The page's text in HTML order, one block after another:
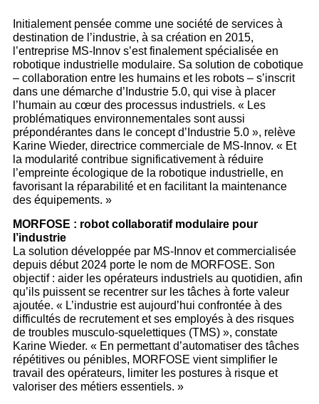
Initialement pensée comme une société de services à
destination de l’industrie, à sa création en 2015,
l’entreprise MS-Innov s’est finalement spécialisée en
robotique industrielle modulaire. Sa solution de cobotique
– collaboration entre les humains et les robots – s’inscrit
dans une démarche d’Industrie 5.0, qui vise à placer
l’humain au cœur des processus industriels. « Les
problématiques environnementales sont aussi
prépondérantes dans le concept d’Industrie 5.0 », relève
Karine Wieder, directrice commerciale de MS-Innov. « Et
la modularité contribue significativement à réduire
l’empreinte écologique de la robotique industrielle, en
favorisant la réparabilité et en facilitant la maintenance
des équipements. »
MORFOSE : robot collaboratif modulaire pour
l’industrie
La solution développée par MS-Innov et commercialisée
depuis début 2024 porte le nom de MORFOSE. Son
objectif : aider les opérateurs industriels au quotidien, afin
qu’ils puissent se recentrer sur les tâches à forte valeur
ajoutée. « L’industrie est aujourd’hui confrontée à des
difficultés de recrutement et ses employés à des risques
de troubles musculo-squelettiques (TMS) », constate
Karine Wieder. « En permettant d’automatiser des tâches
répétitives ou pénibles, MORFOSE vient simplifier le
travail des opérateurs, limiter les postures à risque et
valoriser des métiers essentiels. »